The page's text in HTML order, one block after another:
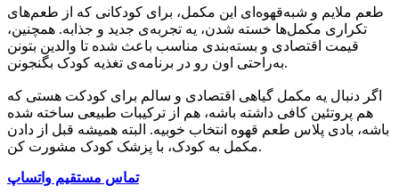
طعم ملایم و شبه‌قهوه‌ای این مکمل، برای کودکانی که از طعم‌های
تکراری مکمل‌ها خسته شدن، یه تجربه‌ی جدید و جذابه. همچنین،
قیمت اقتصادی و بسته‌بندی مناسب باعث شده تا والدین بتونن
به‌راحتی اون رو در برنامه‌ی تغذیه کودک بگنجونن.
اگر دنبال یه مکمل گیاهی اقتصادی و سالم برای کودکت هستی که
هم پروتئین کافی داشته باشه، هم از ترکیبات طبیعی ساخته شده
باشه، بادی پلاس طعم قهوه انتخاب خوبیه. البته همیشه قبل از دادن
مکمل به کودک، با پزشک کودک مشورت کن.
تماس مستقیم واتساپ